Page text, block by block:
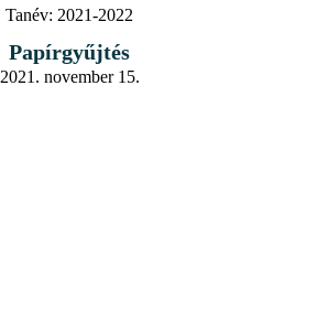
Tanév: 2021-2022
Papírgyűjtés
2021. november 15.